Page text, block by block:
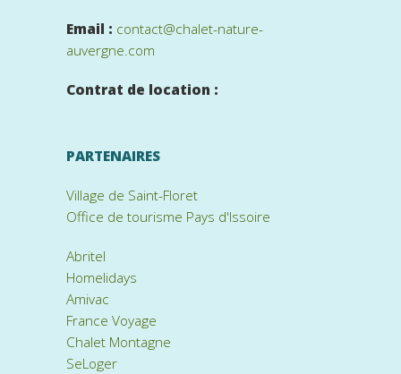
Email : contact@chalet-nature-
auvergne.com
Contrat de location :
PARTENAIRES
Village de Saint-Floret
Office de tourisme Pays d'Issoire
Abritel
Homelidays
Amivac
France Voyage
Chalet Montagne
SeLoger